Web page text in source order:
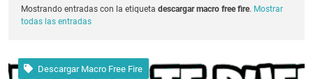
FREE FIRE jornal Marzo 2023 como invitar un viejo amigo
Mostrando entradas con la etiqueta descargar macro free fire. Mostrar
todas las entradas
Descargar Macro Free Fire